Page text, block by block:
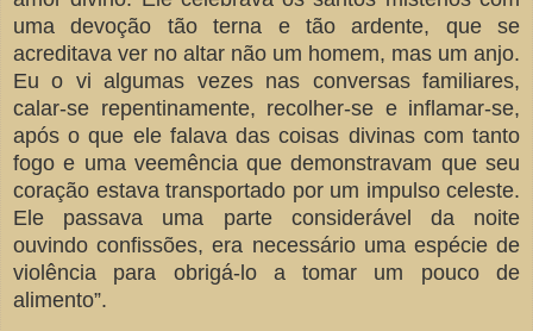
uma devoção tão terna e tão ardente, que se
acreditava ver no altar não um homem, mas um anjo.
Eu o vi algumas vezes nas conversas familiares,
calar-se repentinamente, recolher-se e inflamar-se,
após o que ele falava das coisas divinas com tanto
fogo e uma veemência que demonstravam que seu
coração estava transportado por um impulso celeste.
Ele passava uma parte considerável da noite
ouvindo confissões, era necessário uma espécie de
violência para obrigá-lo a tomar um pouco de
alimento”.